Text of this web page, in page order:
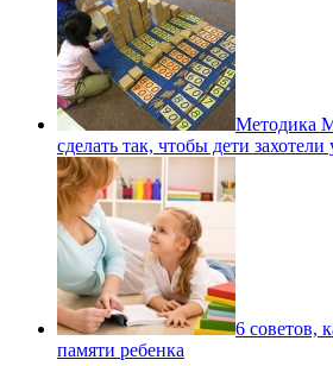
Методика
сделать так, чтобы дети захотели
6 советов,
памяти ребенка